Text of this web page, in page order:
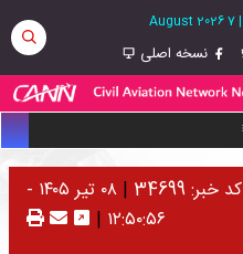
|
7 August 2026
نسخه اصلی
کد خبر: 34699 |
۰۸ تیر ۱۴۰۵ -
۱۲:۵۰:۵۶ |